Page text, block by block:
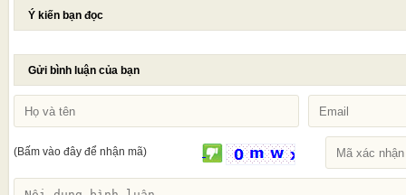
Ý kiến bạn đọc
Gửi bình luận của bạn
(Bấm vào đây để nhận mã)